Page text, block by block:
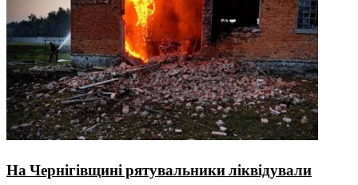
На Чернігівщині рятувальники ліквідували